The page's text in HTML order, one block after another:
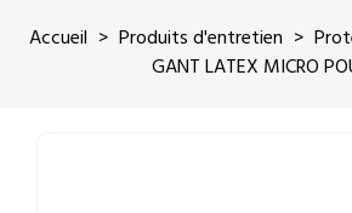
Accueil > Produits d'entretien >
GANT LATEX MICRO